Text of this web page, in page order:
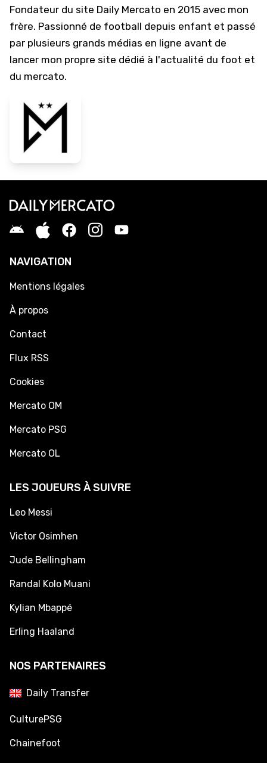
Fondateur du site Daily Mercato en 2015 avec mon
frère. Passionné de football depuis enfant et passé
par plusieurs grands médias en ligne avant de
lancer mon propre site dédié à l'actualité du foot et
du mercato.
NAVIGATION
Mentions légales
À propos
Contact
Flux RSS
Cookies
Mercato OM
Mercato PSG
Mercato OL
LES JOUEURS À SUIVRE
Leo Messi
Victor Osimhen
Jude Bellingham
Randal Kolo Muani
Kylian Mbappé
Erling Haaland
NOS PARTENAIRES
Daily Transfer
CulturePSG
Chainefoot